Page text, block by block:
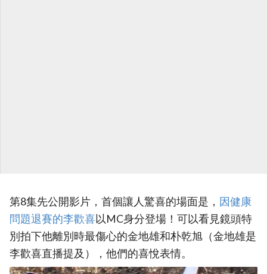
第8集先公開影片，首個讓人驚喜的場面是， ‎因健康
問題退賽的李歡喜‎以MC身分登場！可以看見鏡頭特
別拍下他離別時最傷心的金地雄和朴乾旭（金地雄是
李歡喜直播提及），他們的喜悅表情。